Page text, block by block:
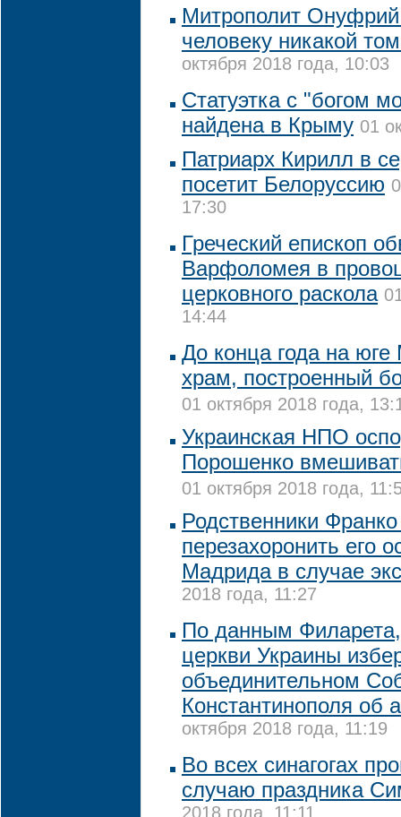
Митрополит
человеку никакой
октября 2018 года, 10:03
Статуэтка с "богом
найдена в Крыму 01
Патриарх Кирилл в
посетит Белоруссию
17:30
Греческий епископ
Варфоломея в
церковного раскола
14:44
До конца года на
храм, построенный
01 октября 2018 года,
Украинская НПО
Порошенко
01 октября 2018 года,
Родственники
перезахоронить его
Мадрида в случае
2018 года, 11:27
По данным
церкви Украины
объединительном
Константинополя об
октября 2018 года, 11:19
Во всех синагогах
случаю праздника